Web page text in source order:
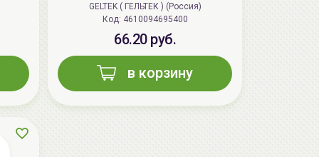
AiliCode Восстанавливающий крем-
24.90 руб.
GELTEK ( ГЕЛЬТЕК ) (Россия)
Код: 4610094695400
66.20 руб.
в корзину